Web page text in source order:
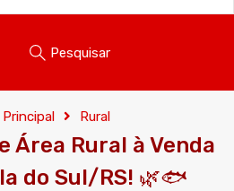
Pesquisar
Rural
Área Rural à Venda
do Sul/RS! 🌿🐟